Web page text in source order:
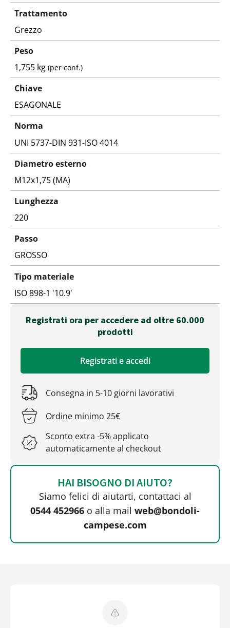
Trattamento
Grezzo
Peso
1,755 kg(per conf.)
Chiave
ESAGONALE
Norma
UNI 5737-DIN 931-ISO 4014
Diametro esterno
M12x1,75 (MA)
Lunghezza
220
Passo
GROSSO
Tipo materiale
ISO 898-1 '10.9'
Registrati ora per accedere ad oltre 60.000
prodotti
Registrati e accedi
Consegna in 5-10 giorni lavorativi
Ordine minimo 25€
Sconto extra -5% applicato
automaticamente al checkout
HAI BISOGNO DI AIUTO?
Siamo felici di aiutarti, contattaci al
0544 452966 o alla mail web@bondoli-
campese.com